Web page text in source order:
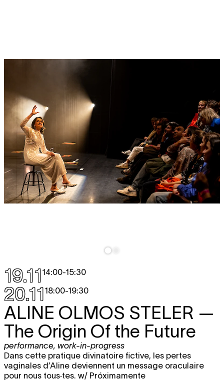
19.1114:00-15:30
20.1118:00-19:30
ALINE OLMOS STELER —
The Origin Of the Future
performance, work-in-progress
Dans cette pratique divinatoire fictive, les pertes
vaginales d’Aline deviennent un message oraculaire
pour nous tous·tes. w/ Próximamente